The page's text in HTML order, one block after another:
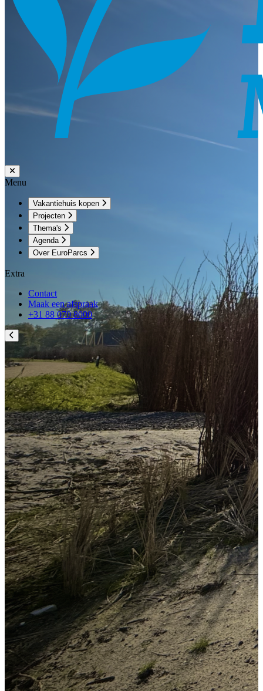
Menu
Vakantiehuis kopen
Projecten
Thema's
Agenda
Over EuroParcs
Extra
Contact
Maak een afspraak
+31 88 070 8000